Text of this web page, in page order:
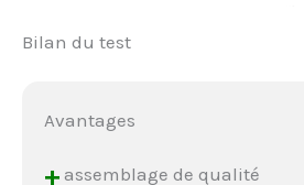
Bilan du test
Avantages
+ assemblage de qualité